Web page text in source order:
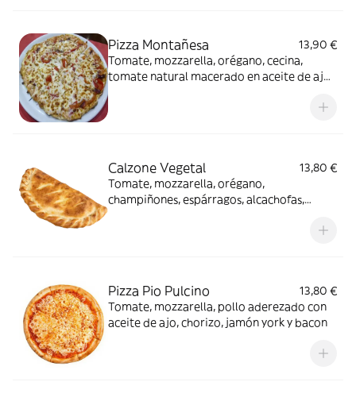
Pizza Montañesa
13,90 €
Tomate, mozzarella, orégano, cecina,
tomate natural macerado en aceite de ajo,
Calzone Vegetal
13,80 €
Tomate, mozzarella, orégano,
champiñones, espárragos, alcachofas,
Pizza Pio Pulcino
13,80 €
Tomate, mozzarella, pollo aderezado con
aceite de ajo, chorizo, jamón york y bacon